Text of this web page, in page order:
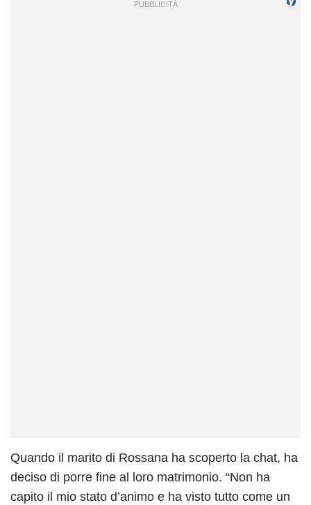
Quando il marito di Rossana ha scoperto la chat, ha
deciso di porre fine al loro matrimonio. “Non ha
capito il mio stato d’animo e ha visto tutto come un